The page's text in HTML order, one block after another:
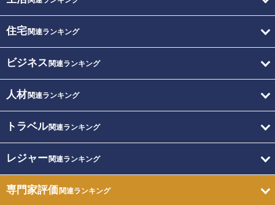
住宅関連ランキング
ビジネス 関連ランキング
人材関連ランキング
トラベル関連ランキング
レジャー関連ランキング
専門家評価関連ランキング